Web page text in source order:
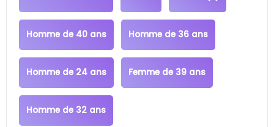
Homme de 40 ans Homme de 36 ans
Homme de 24 ans Femme de 39 ans
Homme de 32 ans